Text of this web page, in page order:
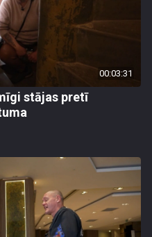
00:03:31
stājas pretī